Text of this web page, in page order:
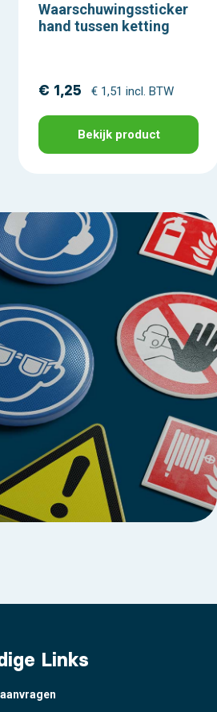
Waarschuwingssticker
hand tussen ketting
€ 1,25 € 1,51 incl. BTW
Bekijk product
Links